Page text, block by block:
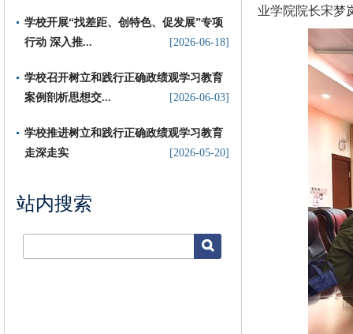
​学校开展“找差距、创特色、促发展”专项
行动 深入推...
[2026-06-18]
学校召开树立和践行正确政绩观学习教育
案例剖析思想交...
[2026-06-03]
学校推进树立和践行正确政绩观学习教育
走深走实
[2026-05-20]
站内搜索
业学院院长宋梦